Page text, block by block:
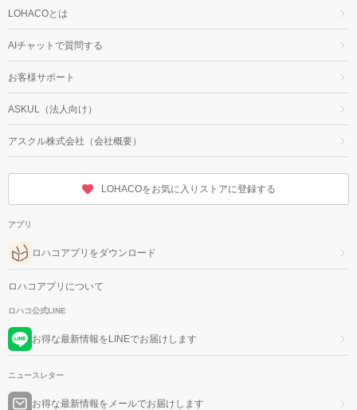
LOHACOとは
AIチャットで質問する
お客様サポート
ASKUL（法人向け）
アスクル株式会社（会社概要）
LOHACOをお気に入りストアに登録する
アプリ
ロハコアプリをダウンロード
ロハコアプリについて
ロハコ公式LINE
お得な最新情報をLINEでお届けします
ニュースレター
お得な最新情報をメールでお届けします